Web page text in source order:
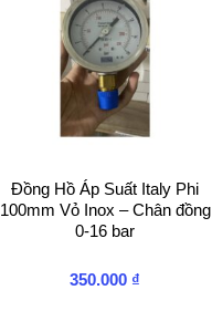
Đồng Hồ Áp Suất Italy Phi
100mm Vỏ Inox – Chân đồng
0-16 bar
350.000 ₫